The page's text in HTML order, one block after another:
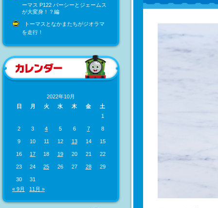
ーマス P122 パーシーとジェームス
が大変身！？編
トーマスとなかまたちがジオラマ
を走行！
2022年10月
日
月 火 水 木 金
土
1
2 3 4 5 6 7 8
9 10 11 12 13 14 15
16 17 18 19 20 21 22
23 24 25 26 27 28 29
30
31
« 9月
11月 »